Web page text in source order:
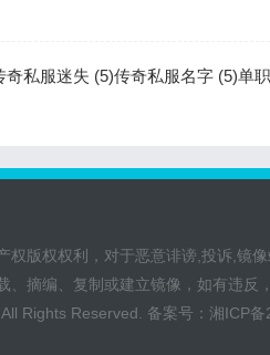
奇私服迷失 (5)传奇私服名字 (5)单
权版权权利，对于恶意诽谤,投诉,镜像
、摘编、复制或建立镜像，如有违反
All Rights Reserved. 备案号： 湘ICP